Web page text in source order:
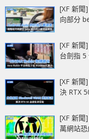
[XF 新
向部分
[XF 新
台劍指 5
[XF 新
決 RTX
[XF 新
萬網站